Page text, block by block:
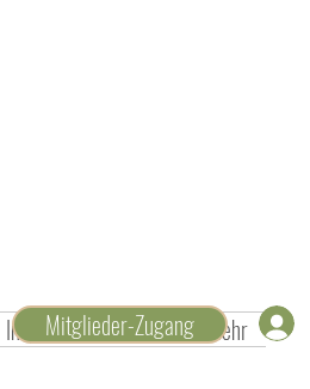
Inspiration und Ideen Mehr
Mitglieder-Zugang